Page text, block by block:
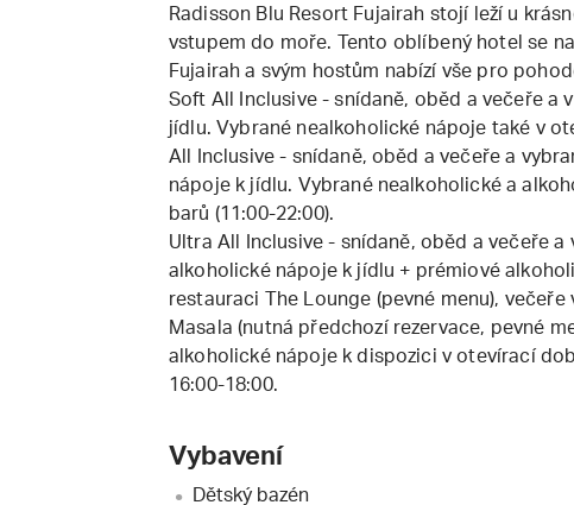
Radisson Blu Resort Fujairah stojí leží u
vstupem do moře. Tento oblíbený hotel se
Fujairah a svým hostům nabízí vše pro
Soft All Inclusive - snídaně, oběd a večeře a
jídlu. Vybrané nealkoholické nápoje také v
All Inclusive - snídaně, oběd a večeře a
nápoje k jídlu. Vybrané nealkoholické a
barů (11:00-22:00).
Ultra All Inclusive - snídaně, oběd a večeře a
alkoholické nápoje k jídlu + prémiové
restauraci The Lounge (pevné menu),
Masala (nutná předchozí rezervace, pevné
alkoholické nápoje k dispozici v otevírací
16:00-18:00.
Vybavení
Dětský bazén